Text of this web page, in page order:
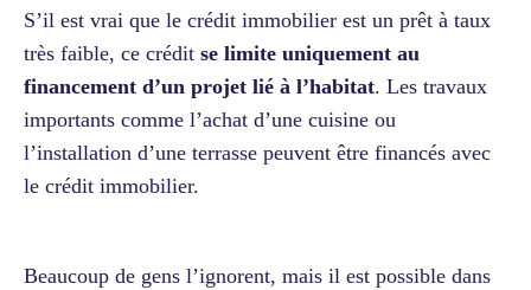
S’il est vrai que le crédit immobilier est un prêt à taux
très faible, ce crédit se limite uniquement au
financement d’un projet lié à l’habitat. Les travaux
importants comme l’achat d’une cuisine ou
l’installation d’une terrasse peuvent être financés avec
le crédit immobilier.
Beaucoup de gens l’ignorent, mais il est possible dans